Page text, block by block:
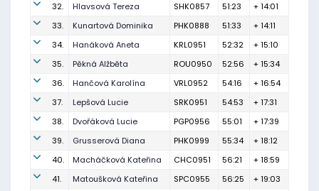
32.
Hlavsová Tereza SHK0857 51:23
+ 14:01
33.
Kunartová Dominika PHK0888 51:33
+ 14:11
34.
Hanáková Aneta KRL0951 52:32
+ 15:10
35.
Pěkná Alžběta ROU0950 52:56
+ 15:34
36.
Hančová Karolína VRL0952 54:16
+ 16:54
37.
Lepšová Lucie SRK0951 54:53
+ 17:31
38.
Dvořáková Lucie PGP0956 55:01
+ 17:39
39.
Grusserová Diana PHK0999 55:34
+ 18:12
40.
Macháčková Kateřina CHC0951 56:21
+ 18:59
41.
Matoušková Kateřina SPC0955 56:25
+ 19:03